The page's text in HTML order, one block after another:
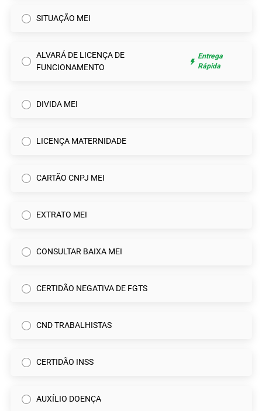
SITUAÇÃO MEI
ALVARÁ DE LICENÇA DE
FUNCIONAMENTO
Entrega
Rápida
DIVIDA MEI
LICENÇA MATERNIDADE
CARTÃO CNPJ MEI
EXTRATO MEI
CONSULTAR BAIXA MEI
CERTIDÃO NEGATIVA DE FGTS
CND TRABALHISTAS
CERTIDÃO INSS
AUXÍLIO DOENÇA